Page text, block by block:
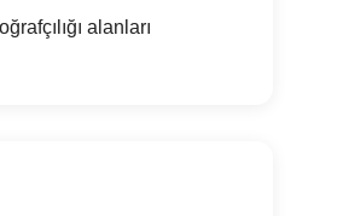
alanları